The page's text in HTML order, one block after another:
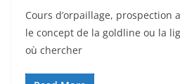
Cours d’orpaillage, prospection
le concept de la goldline ou la
où chercher